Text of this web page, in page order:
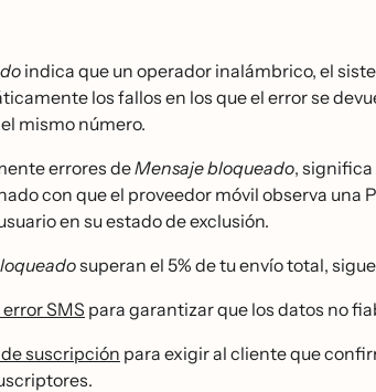
indica que un operador inalámbrico, el
los fallos en los que el error se
mismo número.
errores deMensaje bloqueado, significa
con que el proveedor móvil observa
en su estado de exclusión.
superan el 5% de tu envío total,
SMS para garantizar que los datos no
suscripción para exigir al cliente que